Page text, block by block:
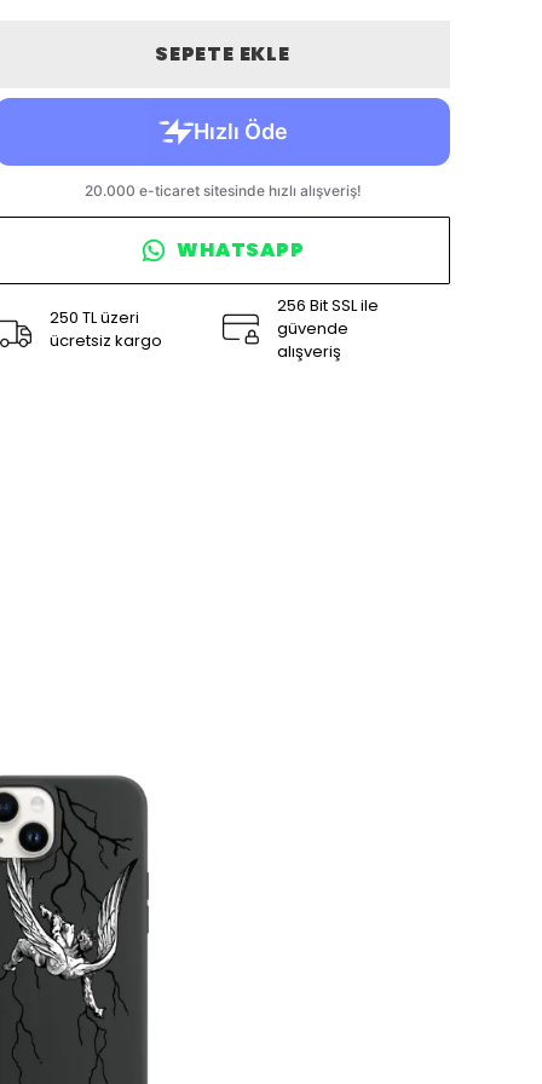
SEPETE EKLE
WHATSAPP
250 TL üzeri
ücretsiz kargo
256 Bit SSL ile
güvende
alışveriş